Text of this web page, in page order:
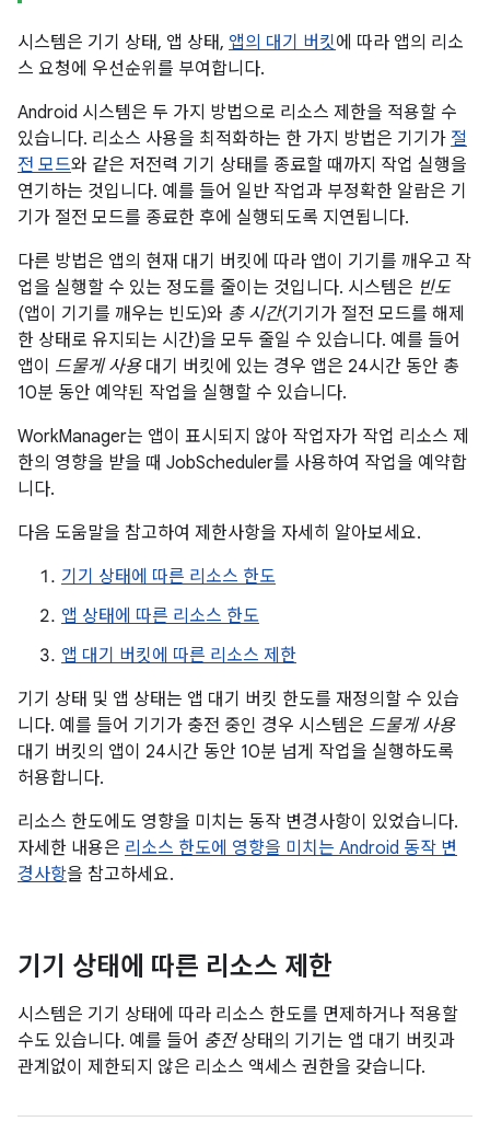
시스템은 기기 상태, 앱 상태, 앱의 대기 버킷에 따라 앱의 리소
스 요청에 우선순위를 부여합니다.
Android 시스템은 두 가지 방법으로 리소스 제한을 적용할 수
있습니다. 리소스 사용을 최적화하는 한 가지 방법은 기기가 절
전 모드와 같은 저전력 기기 상태를 종료할 때까지 작업 실행을
연기하는 것입니다. 예를 들어 일반 작업과 부정확한 알람은 기
기가 절전 모드를 종료한 후에 실행되도록 지연됩니다.
다른 방법은 앱의 현재 대기 버킷에 따라 앱이 기기를 깨우고 작
업을 실행할 수 있는 정도를 줄이는 것입니다. 시스템은 빈도
(앱이 기기를 깨우는 빈도)와 총 시간(기기가 절전 모드를 해제
한 상태로 유지되는 시간)을 모두 줄일 수 있습니다. 예를 들어
앱이 드물게 사용대기 버킷에 있는 경우 앱은 24시간 동안 총
10분 동안 예약된 작업을 실행할 수 있습니다.
WorkManager는 앱이 표시되지 않아 작업자가 작업 리소스 제
한의 영향을 받을 때 JobScheduler를 사용하여 작업을 예약합
니다.
다음 도움말을 참고하여 제한사항을 자세히 알아보세요.
기기 상태에 따른 리소스 한도
앱 상태에 따른 리소스 한도
앱 대기 버킷에 따른 리소스 제한
기기 상태 및 앱 상태는 앱 대기 버킷 한도를 재정의할 수 있습
니다. 예를 들어 기기가 충전 중인 경우 시스템은 드물게 사용
대기 버킷의 앱이 24시간 동안 10분 넘게 작업을 실행하도록
허용합니다.
리소스 한도에도 영향을 미치는 동작 변경사항이 있었습니다.
자세한 내용은 리소스 한도에 영향을 미치는 Android 동작 변
경사항을 참고하세요.
기기 상태에 따른 리소스 제한
시스템은 기기 상태에 따라 리소스 한도를 면제하거나 적용할
수도 있습니다. 예를 들어 충전상태의 기기는 앱 대기 버킷과
관계없이 제한되지 않은 리소스 액세스 권한을 갖습니다.